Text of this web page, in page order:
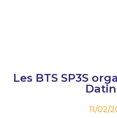
Les BTS SP3S
11/02/